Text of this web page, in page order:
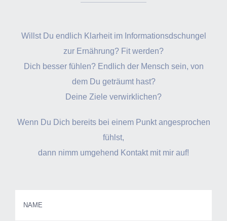
Willst Du endlich Klarheit im Informationsdschungel
zur Ernährung? Fit werden?
Dich besser fühlen? Endlich der Mensch sein, von
dem Du geträumt hast?
Deine Ziele verwirklichen?
Wenn Du Dich bereits bei einem Punkt angesprochen
fühlst,
dann nimm umgehend Kontakt mit mir auf!